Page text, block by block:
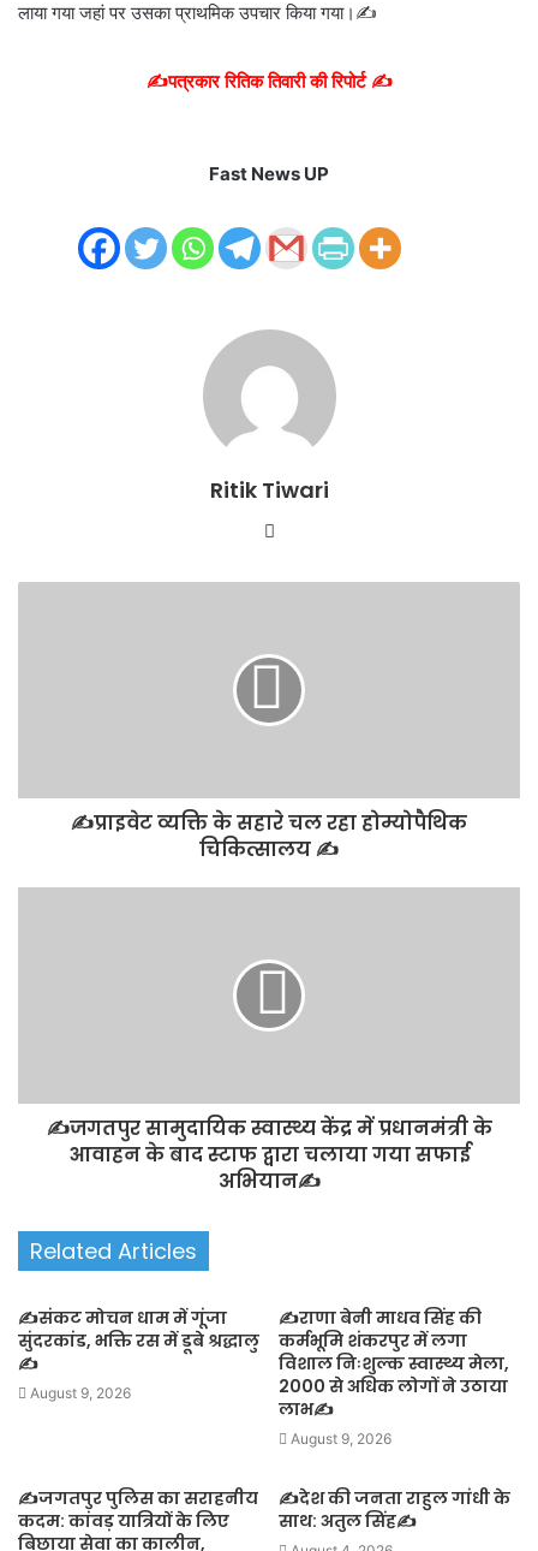
लाया गया जहां पर उसका प्राथमिक उपचार किया गया।✍️
✍️पत्रकार रितिक तिवारी की रिपोर्ट ✍️
Fast News UP
Ritik Tiwari
Website
✍️प्राइवेट व्यक्ति के सहारे चल रहा होम्योपैथिक
चिकित्सालय ✍️
✍️जगतपुर सामुदायिक स्वास्थ्य केंद्र में प्रधानमंत्री के
आवाहन के बाद स्टाफ द्वारा चलाया गया सफाई
अभियान✍️
Related Articles
✍️संकट मोचन धाम में गूंजा
सुंदरकांड, भक्ति रस में डूबे श्रद्धालु
✍️
August 9, 2026
✍️राणा बेनी माधव सिंह की
कर्मभूमि शंकरपुर में लगा
विशाल निःशुल्क स्वास्थ्य मेला,
2000 से अधिक लोगों ने उठाया
लाभ✍️
August 9, 2026
✍️जगतपुर पुलिस का सराहनीय
कदम: कांवड़ यात्रियों के लिए
बिछाया सेवा का कालीन,
✍️देश की जनता राहुल गांधी के
साथ: अतुल सिंह✍️